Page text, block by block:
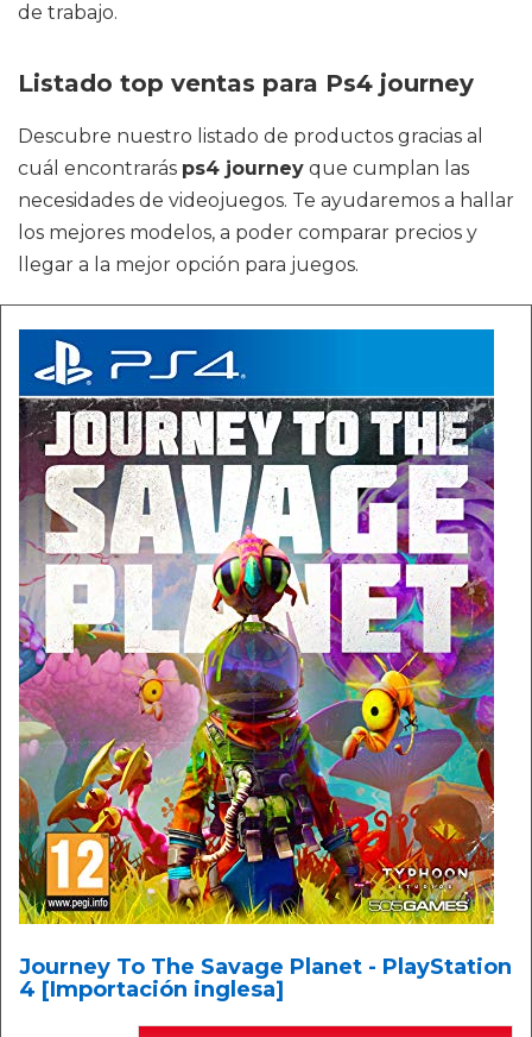
de trabajo.
Listado top ventas para Ps4 journey
Descubre nuestro listado de productos gracias al
cuál encontrarás ps4 journey que cumplan las
necesidades de videojuegos. Te ayudaremos a hallar
los mejores modelos, a poder comparar precios y
llegar a la mejor opción para juegos.
Journey To The Savage Planet - PlayStation
4 [Importación inglesa]